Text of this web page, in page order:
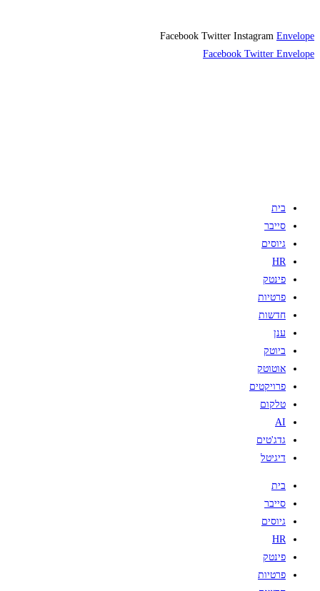
Facebook Twitter Instagram Envelope
Facebook Twitter Envelope
בית
סייבר
גיוסים
HR
פינטק
פרטיות
חדשות
ענן
ביוטק
אוטוטק
פרויקטים
טלקום
AI
גדג'טים
דיגיטל
בית
סייבר
גיוסים
HR
פינטק
פרטיות